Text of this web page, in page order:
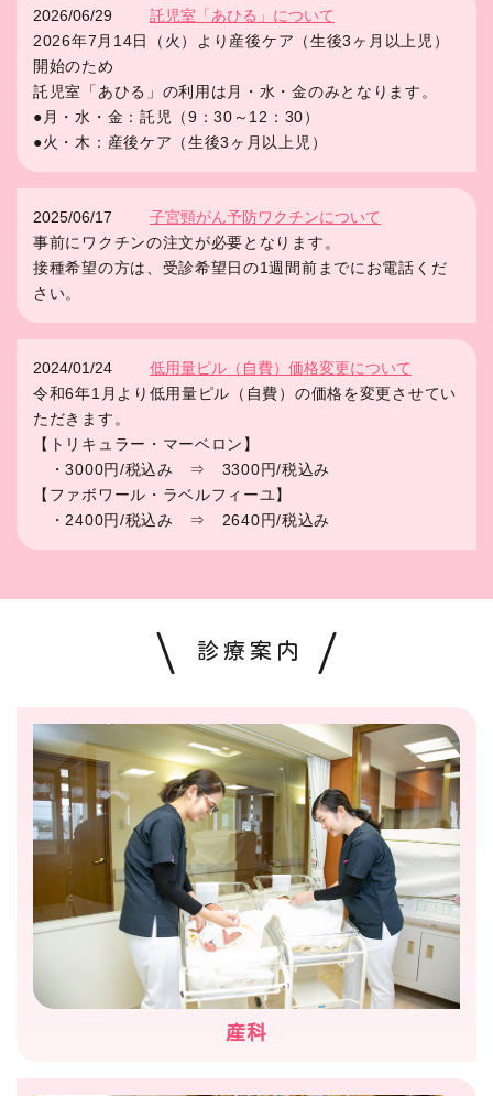
2026/06/29
託児室「あひる」について
2026年7月14日（火）より産後ケア（生後3ヶ月以上児）
開始のため
託児室「あひる」の利用は月・水・金のみとなります。
●月・水・金：託児（9：30～12：30）
●火・木：産後ケア（生後3ヶ月以上児）
2025/06/17
子宮頸がん予防ワクチンについて
事前にワクチンの注文が必要となります。
接種希望の方は、受診希望日の1週間前までにお電話くだ
さい。
2024/01/24
低用量ピル（自費）価格変更について
令和6年1月より低用量ピル（自費）の価格を変更させてい
ただきます。
【トリキュラー・マーベロン】
・3000円/税込み ⇒ 3300円/税込み
【ファボワール・ラベルフィーユ】
・2400円/税込み ⇒ 2640円/税込み
診療案内
産科